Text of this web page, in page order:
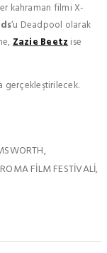
kahraman filmi X-
‘u Deadpool olarak
Zazie Beetzise
gerçekleştirilecek.
,
ROMA FILM FESTIVALI,